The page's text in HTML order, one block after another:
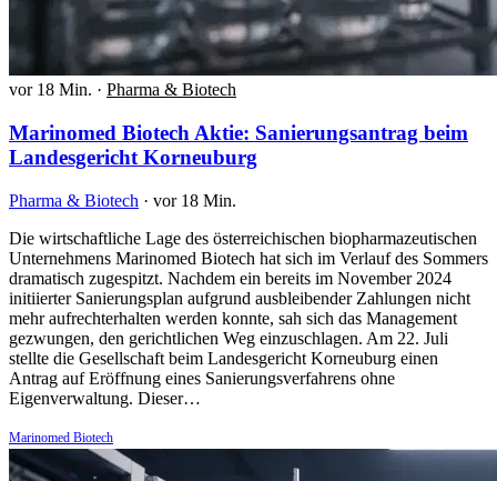
vor 18 Min. · Pharma & Biotech
Marinomed Biotech Aktie: Sanierungsantrag beim
Landesgericht Korneuburg
Pharma & Biotech · vor 18 Min.
Die wirtschaftliche Lage des österreichischen biopharmazeutischen
Unternehmens Marinomed Biotech hat sich im Verlauf des Sommers
dramatisch zugespitzt. Nachdem ein bereits im November 2024
initiierter Sanierungsplan aufgrund ausbleibender Zahlungen nicht
mehr aufrechterhalten werden konnte, sah sich das Management
gezwungen, den gerichtlichen Weg einzuschlagen. Am 22. Juli
stellte die Gesellschaft beim Landesgericht Korneuburg einen
Antrag auf Eröffnung eines Sanierungsverfahrens ohne
Eigenverwaltung. Dieser…
Marinomed Biotech